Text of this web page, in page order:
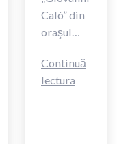
Calò” din
oraşul…
Continuă
lectura